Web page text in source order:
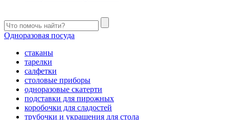
Одноразовая посуда
стаканы
тарелки
салфетки
столовые приборы
одноразовые скатерти
подставки для пирожных
коробочки для сладостей
трубочки и украшения для стола